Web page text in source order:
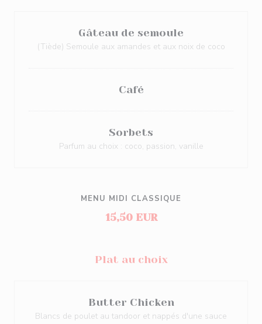
Gâteau de semoule
(Tiède) Semoule aux amandes et aux noix de coco
Café
Sorbets
Parfum au choix : coco, passion, vanille
MENU MIDI CLASSIQUE
15,50 EUR
Plat au choix
Butter Chicken
Blancs de poulet au tandoor et nappés d'une sauce